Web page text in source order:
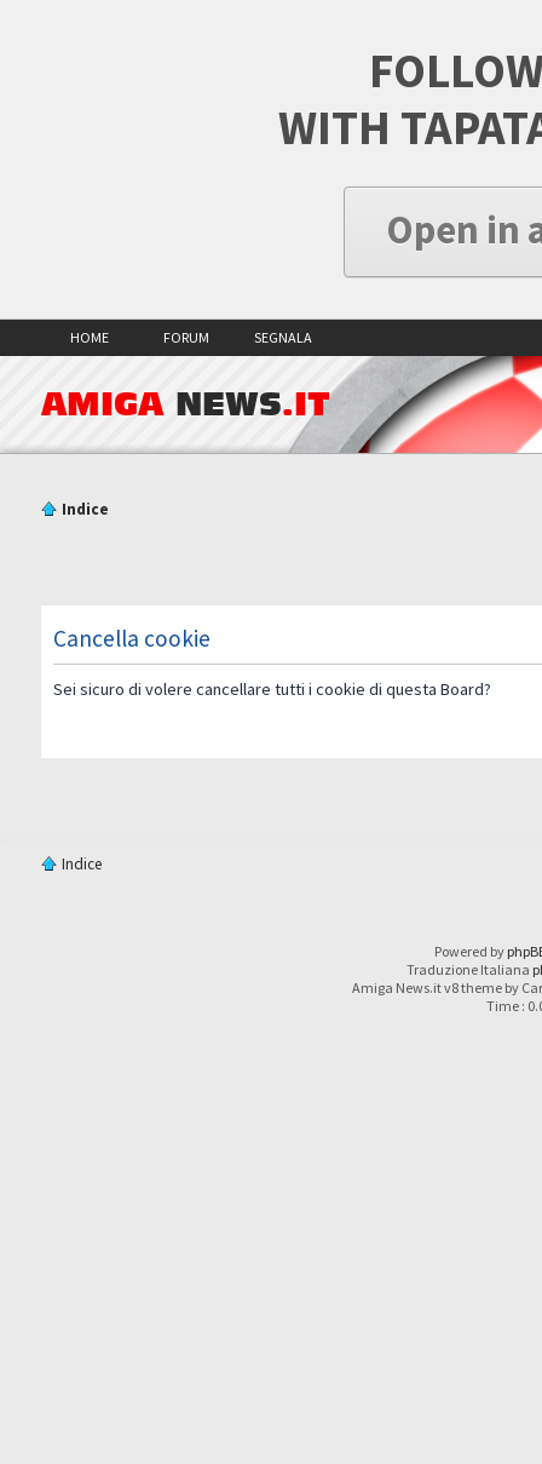
WITH
Open in
HOME FORUM SEGNALA
AMIGA NEWS.IT
Indice
Cancella cookie
Sei sicuro di volere cancellare tutti i cookie di questa Board?
Indice
Powered by
Traduzione Italiana
Amiga News.it v8 theme by
Time :